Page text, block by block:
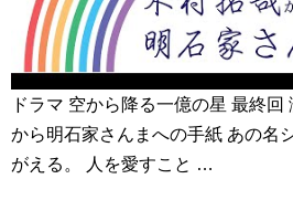
「違う（ちがう）・異なる」を
ダ）」の意味・使い方について
について
「退屈だ・暇だ」を韓国語では
の意味・使い方について
■韓国ドラマ『キング～Two
について
yoon kyun sang
HSF(126)-윤균상 서울숲 벤치
ドラマ 空から降る一億の星 最終
から明石家さんまへの手紙 あの名
がえる。 人を愛すこと …